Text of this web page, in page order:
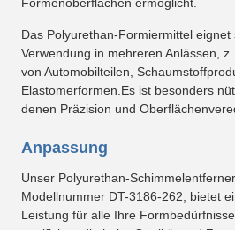
Das Polyurethan-Formiermittel
Verwendung in mehreren Anlässen,
von Automobilteilen,
Elastomerformen.Es ist besonders
denen Präzision und
Anpassung
Unser Polyurethan-
Modellnummer DT-3186-262, bietet
Leistung für alle Ihre